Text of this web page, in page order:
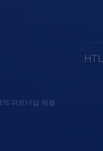
파트너십 체결